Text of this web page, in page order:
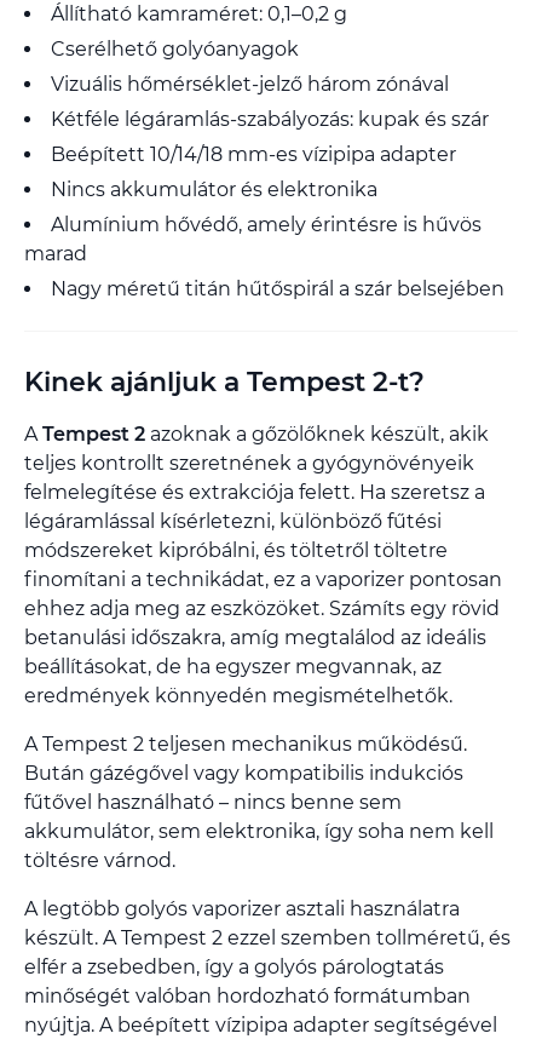
Állítható kamraméret: 0,1–0,2 g
Cserélhető golyóanyagok
Vizuális hőmérséklet-jelző három zónával
Kétféle légáramlás-szabályozás: kupak és szár
Beépített 10/14/18 mm-es vízipipa adapter
Nincs akkumulátor és elektronika
Alumínium hővédő, amely érintésre is hűvös
marad
Nagy méretű titán hűtőspirál a szár belsejében
Kinek ajánljuk a Tempest 2-t?
ATempest 2 azoknak a gőzölőknek készült, akik
teljes kontrollt szeretnének a gyógynövényeik
felmelegítése és extrakciója felett. Ha szeretsz a
légáramlással kísérletezni, különböző fűtési
módszereket kipróbálni, és töltetről töltetre
finomítani a technikádat, ez a vaporizer pontosan
ehhez adja meg az eszközöket. Számíts egy rövid
betanulási időszakra, amíg megtalálod az ideális
beállításokat, de ha egyszer megvannak, az
eredmények könnyedén megismételhetők.
A Tempest 2 teljesen mechanikus működésű.
Bután gázégővel vagy kompatibilis indukciós
fűtővel használható – nincs benne sem
akkumulátor, sem elektronika, így soha nem kell
töltésre várnod.
A legtöbb golyós vaporizer asztali használatra
készült. A Tempest 2 ezzel szemben tollméretű, és
elfér a zsebedben, így a golyós párologtatás
minőségét valóban hordozható formátumban
nyújtja. A beépített vízipipa adapter segítségével